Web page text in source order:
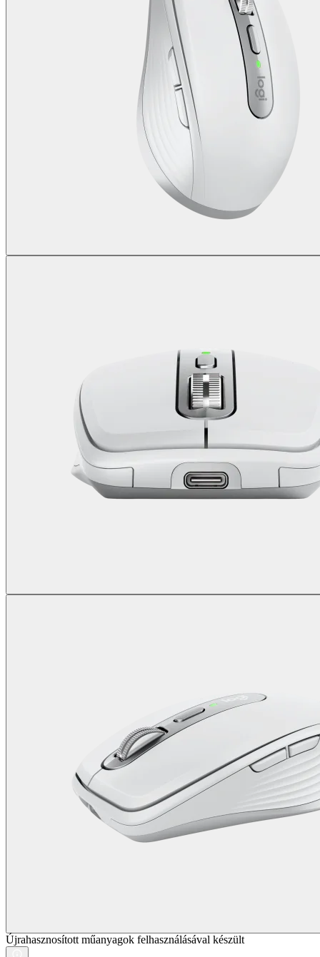
Újrahasznosított műanyagok felhasználásával készült